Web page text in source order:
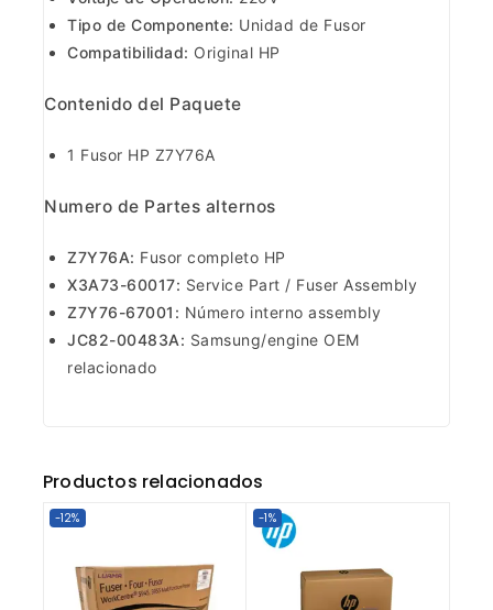
Tipo de Componente: Unidad de Fusor
Compatibilidad: Original HP
Contenido del Paquete
1 Fusor HP Z7Y76A
Numero de Partes alternos
Z7Y76A: Fusor completo HP
X3A73-60017: Service Part / Fuser Assembly
Z7Y76-67001: Número interno assembly
JC82-00483A: Samsung/engine OEM
relacionado
Productos relacionados
-12% -1%